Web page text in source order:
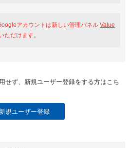
アカウントは新しい管理パネルValue
ただけます。
せず、新規ユーザー登録をする方はこち
新規ユーザー登録